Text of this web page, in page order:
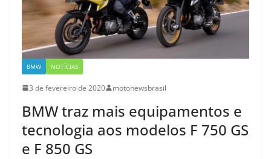
BMW NOTÍCIAS
3 de fevereiro de 2020 motonewsbrasil
BMW traz mais equipamentos e
tecnologia aos modelos F 750 GS
e F 850 GS